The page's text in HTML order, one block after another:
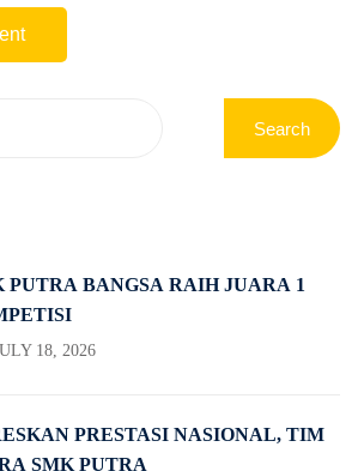
Search
PUTRA BANGSA RAIH JUARA 1
18, 2026
PRESTASI NASIONAL, TIM
SMK PUTRA